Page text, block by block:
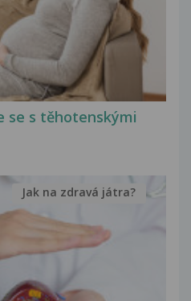
se s těhotenskými
Jak na zdravá játra?